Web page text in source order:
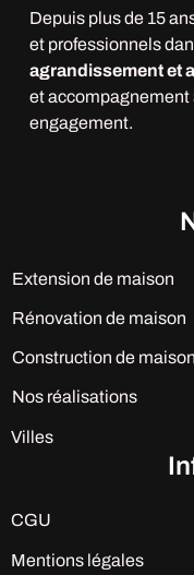
Depuis plus de 15
et professionnels
agrandissement et
et
engagement.
Extension de maison
Rénovation de maison
Construction de
Nos réalisations
Villes
CGU
Mentions légales